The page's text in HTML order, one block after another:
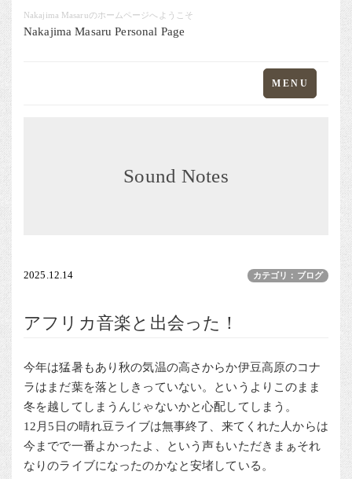
Nakajima Masaruのホームページへようこそ
Nakajima Masaru Personal Page
Toggle
navigation
MENU
Sound Notes
2025.12.14 カテゴリ：ブログ
アフリカ音楽と出会った！
今年は猛暑もあり秋の気温の高さからか伊豆高原のコナ
ラはまだ葉を落としきっていない。というよりこのまま
冬を越してしまうんじゃないかと心配してしまう。
12月5日の晴れ豆ライブは無事終了、来てくれた人からは
今までで一番よかったよ、という声もいただきまぁそれ
なりのライブになったのかなと安堵している。